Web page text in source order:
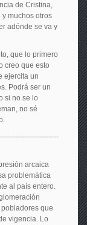
de Cristina,
muchos otros
adónde se va y
que lo primero
creo que esto
ejercita un
Podrá ser un
si no se lo
no sé
arcaica
problemática
al país entero.
que
vigencia. Lo